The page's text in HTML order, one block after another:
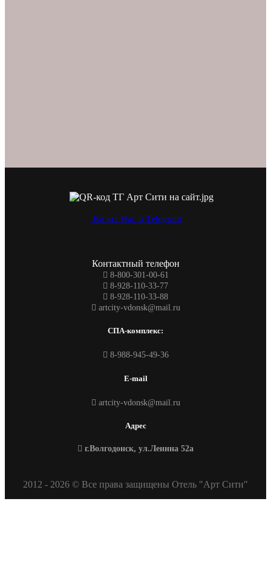
Визит Нас в Telegram
Контактный телефон
8-800-301-00-61
8-928-110-33-77
8-928-110-33-88
artcity-vdonsk@mail.ru
СПА-комплекс:
8-988-945-49-36
E-mail
artcity-vdonsk@mail.ru
Адрес
г.Волгодонск, ул.Ленина 52а
2012 - 2026 © Все права защищены Отель "Арт Сити"